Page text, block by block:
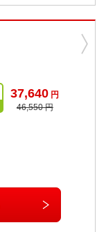
37,640 円
46,550 円